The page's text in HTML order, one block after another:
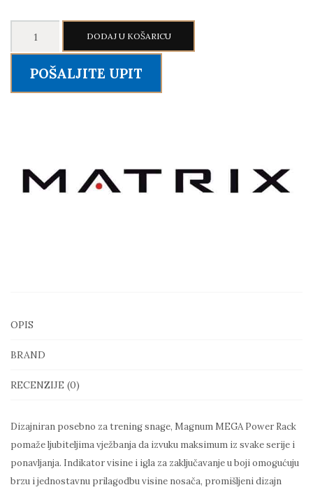
Magnum
Mega
Power
DODAJ U KOŠARICU
POŠALJITE UPIT
OPIS
BRAND
RECENZIJE (0)
Dizajniran posebno za trening snage, Magnum MEGA Power Rack
pomaže ljubiteljima vježbanja da izvuku maksimum iz svake serije i
ponavljanja. Indikator visine i igla za zaključavanje u boji omogućuju
brzu i jednostavnu prilagodbu visine nosača, promišljeni dizajn